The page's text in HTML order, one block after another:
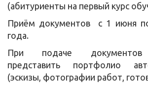
(абитуриенты на первый курс
Приём документов с 1 июня
года.
При подаче документов
представить портфолио
(эскизы, фотографии работ,